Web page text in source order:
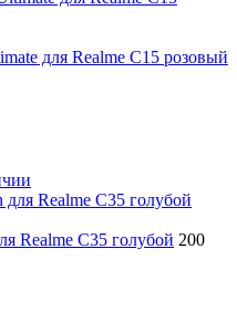
для Realme C15 розовый
Realme C35 голубой 200